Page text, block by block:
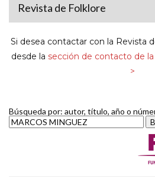
Revista de Folklore
Si desea contactar con la Revista
desde la sección de contacto de
>
Búsqueda por: autor, título, año o